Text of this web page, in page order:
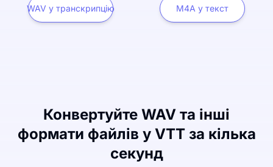
WAV у транскрипцію M4A у текст
Конвертуйте WAV та інші
формати файлів у VTT за кілька
секунд